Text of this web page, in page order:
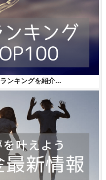
ンキングを紹介...